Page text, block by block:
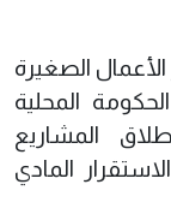
الصغيرة
المحلية
المشاريع
المادي